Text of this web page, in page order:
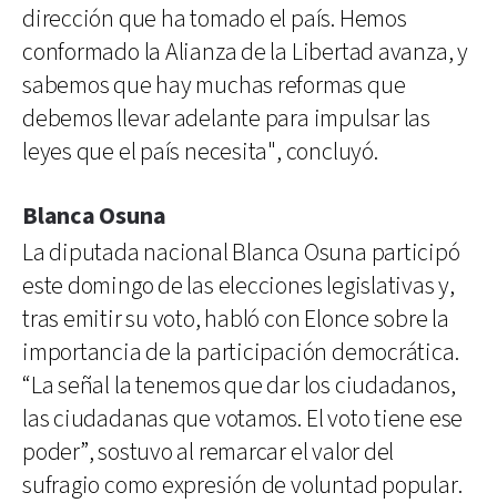
dirección que ha tomado el país. Hemos
conformado la Alianza de la Libertad avanza, y
sabemos que hay muchas reformas que
debemos llevar adelante para impulsar las
leyes que el país necesita", concluyó.
Blanca Osuna
La diputada nacional Blanca Osuna participó
este domingo de las elecciones legislativas y,
tras emitir su voto, habló con Elonce sobre la
importancia de la participación democrática.
“La señal la tenemos que dar los ciudadanos,
las ciudadanas que votamos. El voto tiene ese
poder”, sostuvo al remarcar el valor del
sufragio como expresión de voluntad popular.